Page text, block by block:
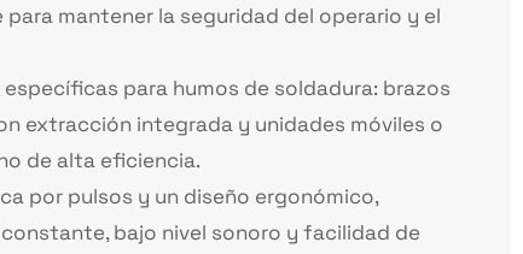
mantener la seguridad del operario y el
para humos de soldadura: brazos
extracción integrada y unidades móviles o
de alta eficiencia.
por pulsos y un diseño ergonómico,
bajo nivel sonoro y facilidad de